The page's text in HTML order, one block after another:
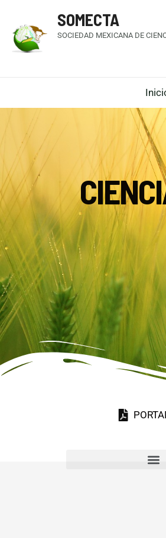
SOMECTA
SOCIEDAD MEXICANA DE